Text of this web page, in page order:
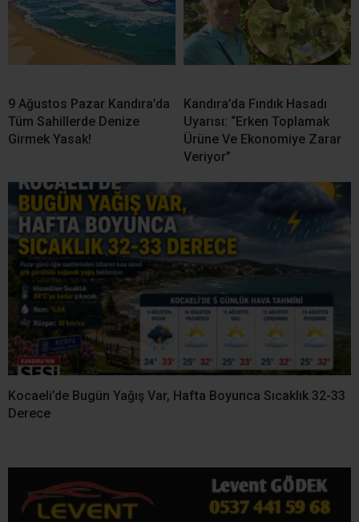
9 Ağustos Pazar Kandıra’da
Tüm Sahillerde Denize
Girmek Yasak!
Kandıra’da Fındık Hasadı
Uyarısı: “Erken Toplamak
Ürüne Ve Ekonomiye Zarar
Veriyor”
Kocaeli’de Bugün Yağış Var, Hafta Boyunca Sıcaklık 32-33
Derece